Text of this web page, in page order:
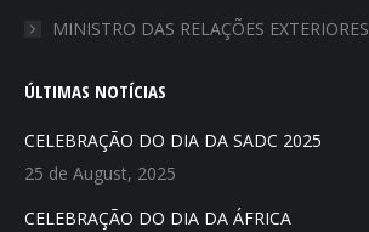
MINISTRO DAS RELAÇÕES EXTERIORES
ÚLTIMAS NOTÍCIAS
CELEBRAÇÃO DO DIA DA SADC 2025
25 de August, 2025
CELEBRAÇÃO DO DIA DA ÁFRICA